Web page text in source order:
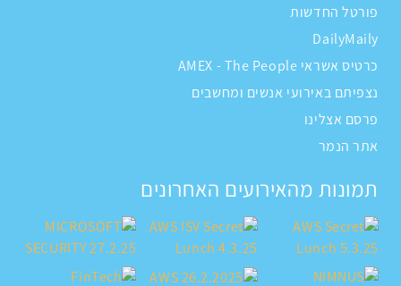
פורטל החדשות
DailyMaily
כרטיס אשראי AMEX - The People
נצפיתם באירועי אנשים ומחשבים
פרסם אצלינו
אתר הנמר
תמונות מהאירועים האחרונים